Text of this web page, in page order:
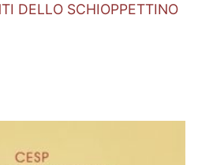
DELLO SCHIOPPETTINO